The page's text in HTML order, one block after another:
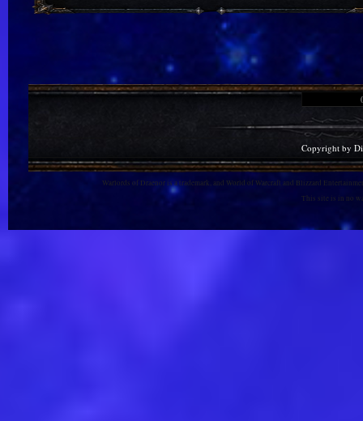
Copyright by
Warlords of Draenor is a trademark, and World of Warcraft and Blizzard
This site is in no